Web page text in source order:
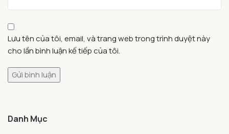
Lưu tên của tôi, email, và trang web trong trình duyệt này
cho lần bình luận kế tiếp của tôi.
Danh Mục